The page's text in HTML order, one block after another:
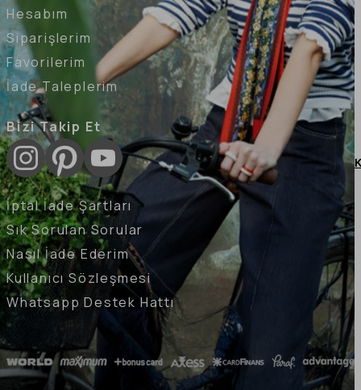
Hesabım
Siparişlerim
Favorilerim
İade Taleplerim
Bizi Takip Et
İptal İade Şartları
Sık Sorulan Sorular
Nasıl İade Ederim
Kullanıcı Sözleşmesi
Whatsapp Destek Hattı